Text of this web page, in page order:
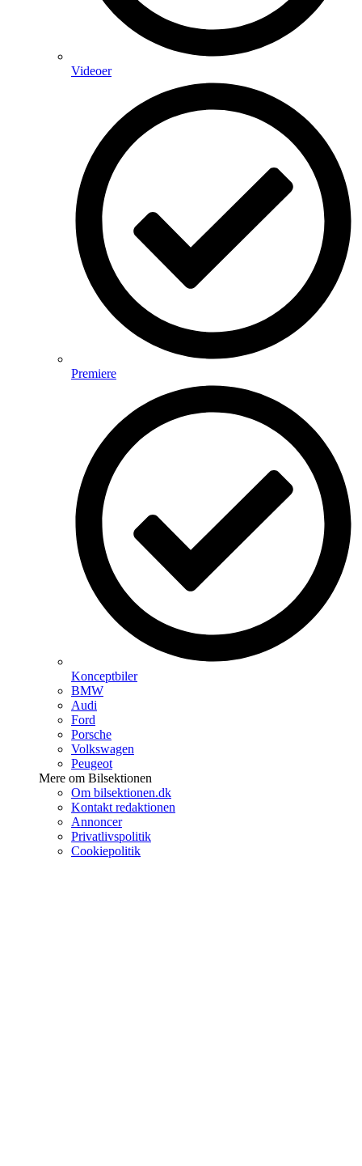
Videoer
Premiere
Konceptbiler
BMW
Audi
Ford
Porsche
Volkswagen
Peugeot
Mere om Bilsektionen
Om bilsektionen.dk
Kontakt redaktionen
Annoncer
Privatlivspolitik
Cookiepolitik